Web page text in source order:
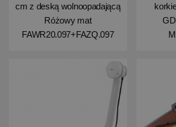
cm z deską wolnoopadającą
Różowy mat
FAWR20.097+FAZQ.097